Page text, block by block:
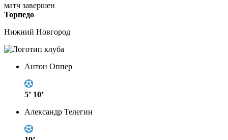
матч завершен
Торпедо
Нижний Новгород
Антон Оппер
5’ 10’
Александр Телегин